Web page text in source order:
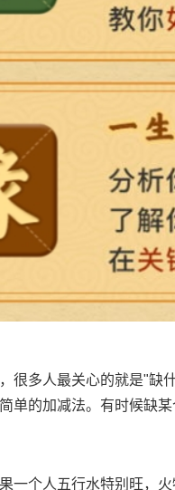
很多人最关心的就是"缺
单的加减法。有时候缺
一个人五行水特别旺，